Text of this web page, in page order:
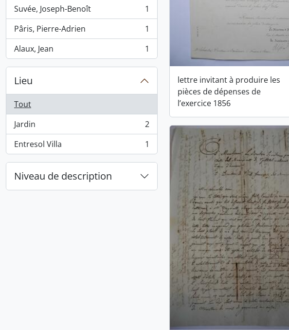
Suvée, Joseph-Benoît
, 1 résultats
1
Pâris, Pierre-Adrien
, 1 résultats
1
Alaux, Jean
, 1 résultats 1
Lieu
Tout
Jardin
, 2 résultats
2
Entresol Villa
, 1 résultats 1
Niveau de description
lettre invitant à produire les
pièces de dépenses de
l’exercice 1856